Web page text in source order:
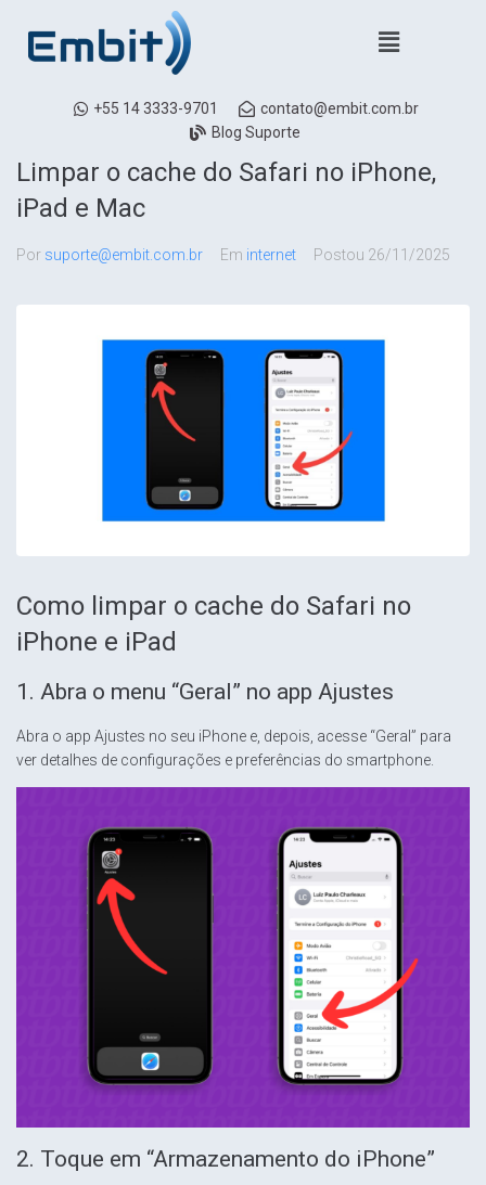
+55 14 3333-9701
contato@embit.com.br
Blog Suporte
Limpar o cache do Safari no iPhone,
iPad e Mac
Por suporte@embit.com.br Em internet Postou 26/11/2025
Como limpar o cache do Safari no
iPhone e iPad
1. Abra o menu “Geral” no app Ajustes
Abra o app Ajustes no seu iPhone e, depois, acesse “Geral” para
ver detalhes de configurações e preferências do smartphone.
2. Toque em “Armazenamento do iPhone”